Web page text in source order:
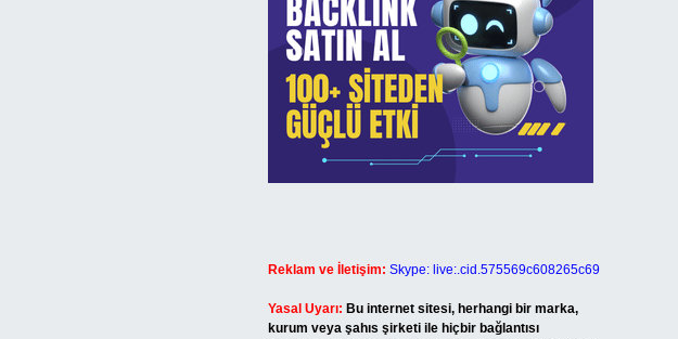
Reklam ve İletişim: Skype: live:.cid.575569c608265c69
Yasal Uyarı: Bu internet sitesi, herhangi bir marka,
kurum veya şahıs şirketi ile hiçbir bağlantısı